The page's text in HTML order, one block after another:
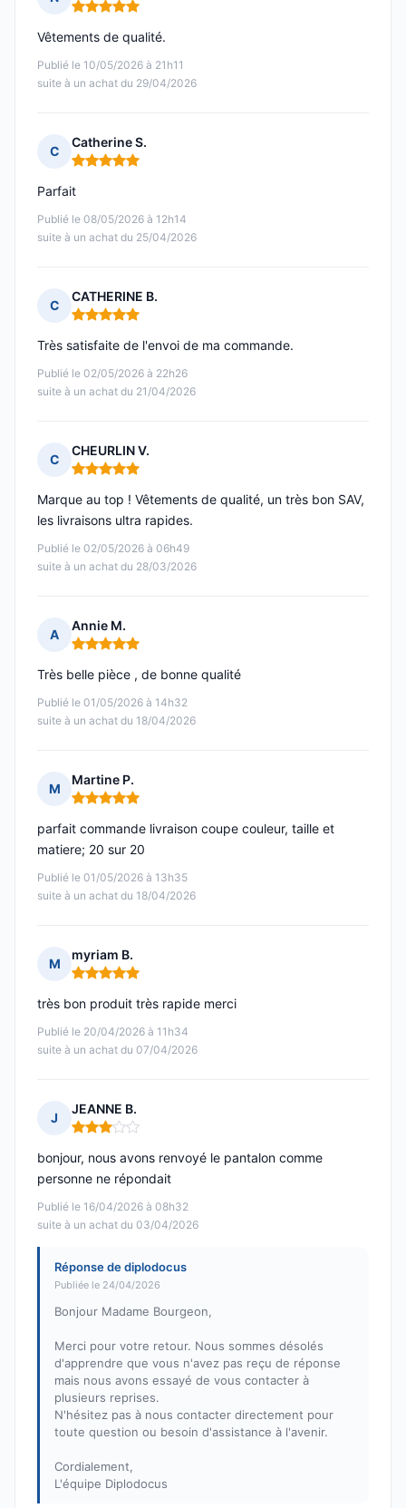
Note : 5 sur 5
Publié le 10/05/2026 à 21h11
suite à un achat du 29/04/2026
Vêtements de qualité.
C
Catherine S.
Note : 5 sur 5
Publié le 08/05/2026 à 12h14
suite à un achat du 25/04/2026
Parfait
C
CATHERINE B.
Note : 5 sur 5
Publié le 02/05/2026 à 22h26
suite à un achat du 21/04/2026
Très satisfaite de l'envoi de ma commande.
C
CHEURLIN V.
Note : 5 sur 5
Publié le 02/05/2026 à 06h49
suite à un achat du 28/03/2026
Marque au top ! Vêtements de qualité, un très bon SAV,
les livraisons ultra rapides.
A
Annie M.
Note : 5 sur 5
Publié le 01/05/2026 à 14h32
suite à un achat du 18/04/2026
Très belle pièce , de bonne qualité
M
Martine P.
Note : 5 sur 5
Publié le 01/05/2026 à 13h35
suite à un achat du 18/04/2026
parfait commande livraison coupe couleur, taille et
matiere; 20 sur 20
M
myriam B.
Note : 5 sur 5
Publié le 20/04/2026 à 11h34
suite à un achat du 07/04/2026
très bon produit très rapide merci
J
JEANNE B.
Note : 3 sur 5
Publié le 16/04/2026 à 08h32
suite à un achat du 03/04/2026
bonjour, nous avons renvoyé le pantalon comme
personne ne répondait
Réponse de diplodocus
Publiée le 24/04/2026
Bonjour Madame Bourgeon,
Merci pour votre retour. Nous sommes désolés
d'apprendre que vous n'avez pas reçu de réponse
mais nous avons essayé de vous contacter à
plusieurs reprises.
N'hésitez pas à nous contacter directement pour
toute question ou besoin d'assistance à l'avenir.
Cordialement,
L'équipe Diplodocus